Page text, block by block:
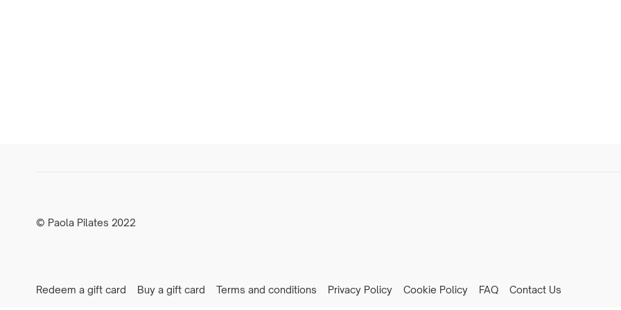
© Paola Pilates 2022
Redeem a gift card Buy a gift card Terms and conditions Privacy Policy Cookie Policy FAQ
Contact Us